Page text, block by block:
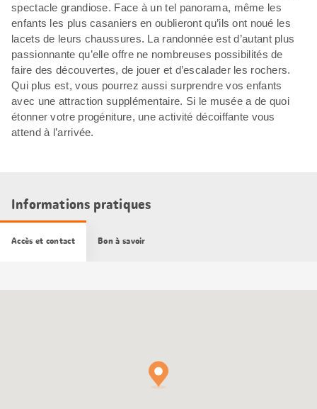
spectacle grandiose. Face à un tel panorama, même les
enfants les plus casaniers en oublieront qu’ils ont noué les
lacets de leurs chaussures. La randonnée est d’autant plus
passionnante qu’elle offre ne nombreuses possibilités de
faire des découvertes, de jouer et d’escalader les rochers.
Qui plus est, vous pourrez aussi surprendre vos enfants
avec une attraction supplémentaire. Si le musée a de quoi
étonner votre progéniture, une activité décoiffante vous
attend à l’arrivée.
Informations pratiques
Accès et contact Bon à savoir